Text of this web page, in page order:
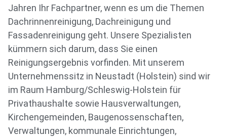
Jahren Ihr Fachpartner, wenn es um die Themen
Dachrinnenreinigung, Dachreinigung und
Fassadenreinigung geht. Unsere Spezialisten
kümmern sich darum, dass Sie einen
Reinigungsergebnis vorfinden. Mit unserem
Unternehmenssitz in Neustadt (Holstein) sind wir
im Raum Hamburg/Schleswig-Holstein für
Privathaushalte sowie Hausverwaltungen,
Kirchengemeinden, Baugenossenschaften,
Verwaltungen, kommunale Einrichtungen,